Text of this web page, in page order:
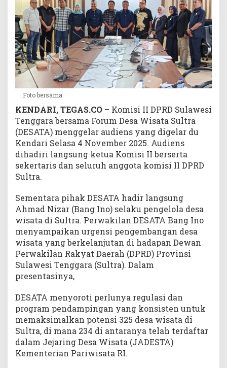
a
s
i
D
e
s
a
W
i
a
t
a
S
u
l
B
e
r
k
e
l
a
u
a
n
Foto bersama
KENDARI, TEGAS.CO – Komisi II DPRD Sulawesi
Tenggara bersama Forum Desa Wisata Sultra
(DESATA) menggelar audiens yang digelar du
Kendari Selasa 4 November 2025. Audiens
dihadiri langsung ketua Komisi II berserta
sekertaris dan seluruh anggota komisi II DPRD
Sultra.
Sementara pihak DESATA hadir langsung
Ahmad Nizar (Bang Ino) selaku pengelola desa
wisata di Sultra. Perwakilan DESATA Bang Ino
menyampaikan urgensi pengembangan desa
wisata yang berkelanjutan di hadapan Dewan
Perwakilan Rakyat Daerah (DPRD) Provinsi
Sulawesi Tenggara (Sultra). Dalam
presentasinya,
DESATA menyoroti perlunya regulasi dan
program pendampingan yang konsisten untuk
memaksimalkan potensi 325 desa wisata di
Sultra, di mana 234 di antaranya telah terdaftar
dalam Jejaring Desa Wisata (JADESTA)
Kementerian Pariwisata RI.